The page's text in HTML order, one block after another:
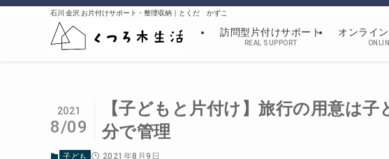
石川 金沢 お片付けサポート・整理収納｜とくだ かずこ
訪問型片付けサポート
REAL SUPPORT
オンライ
【子どもと片付け】旅行の用意は
分で管理
2021
8/09
子ども 2021年8月9日